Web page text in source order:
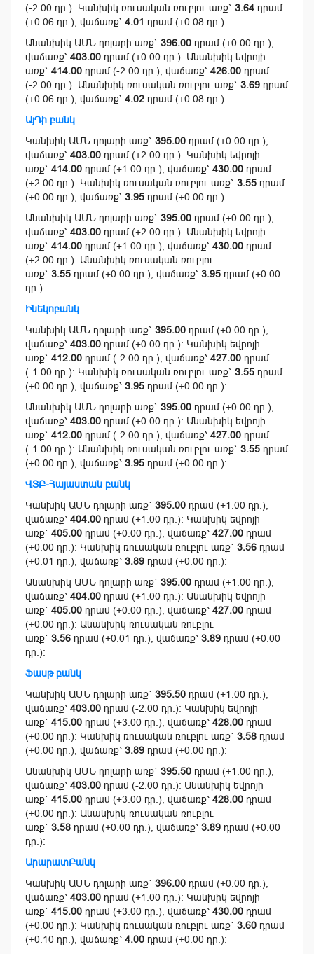
(-2.00 դր.): Կանխիկ ռուսական ռուբլու առք` 3.64 դրամ
(+0.06 դր.), վաճառք՝ 4.01 դրամ (+0.08 դր.):
Անանխիկ ԱՄՆ դոլարի առք` 396.00 դրամ (+0.00 դր.),
վաճառք՝ 403.00 դրամ (+0.00 դր.): Անանխիկ եվրոյի
առք` 414.00 դրամ (-2.00 դր.), վաճառք՝ 426.00 դրամ
(-2.00 դր.): Անանխիկ ռուսական ռուբլու առք` 3.69 դրամ
(+0.06 դր.), վաճառք՝ 4.02 դրամ (+0.08 դր.):
ԱյԴի բանկ
Կանխիկ ԱՄՆ դոլարի առք` 395.00 դրամ (+0.00 դր.),
վաճառք՝ 403.00 դրամ (+2.00 դր.): Կանխիկ եվրոյի
առք` 414.00 դրամ (+1.00 դր.), վաճառք՝ 430.00 դրամ
(+2.00 դր.): Կանխիկ ռուսական ռուբլու առք` 3.55 դրամ
(+0.00 դր.), վաճառք՝ 3.95 դրամ (+0.00 դր.):
Անանխիկ ԱՄՆ դոլարի առք` 395.00 դրամ (+0.00 դր.),
վաճառք՝ 403.00 դրամ (+2.00 դր.): Անանխիկ եվրոյի
առք` 414.00 դրամ (+1.00 դր.), վաճառք՝ 430.00 դրամ
(+2.00 դր.): Անանխիկ ռուսական ռուբլու
առք` 3.55 դրամ (+0.00 դր.), վաճառք՝ 3.95 դրամ (+0.00
դր.):
Ինեկոբանկ
Կանխիկ ԱՄՆ դոլարի առք` 395.00 դրամ (+0.00 դր.),
վաճառք՝ 403.00 դրամ (+0.00 դր.): Կանխիկ եվրոյի
առք` 412.00 դրամ (-2.00 դր.), վաճառք՝ 427.00 դրամ
(-1.00 դր.): Կանխիկ ռուսական ռուբլու առք` 3.55 դրամ
(+0.00 դր.), վաճառք՝ 3.95 դրամ (+0.00 դր.):
Անանխիկ ԱՄՆ դոլարի առք` 395.00 դրամ (+0.00 դր.),
վաճառք՝ 403.00 դրամ (+0.00 դր.): Անանխիկ եվրոյի
առք` 412.00 դրամ (-2.00 դր.), վաճառք՝ 427.00 դրամ
(-1.00 դր.): Անանխիկ ռուսական ռուբլու առք` 3.55 դրամ
(+0.00 դր.), վաճառք՝ 3.95 դրամ (+0.00 դր.):
ՎՏԲ-Հայաստան բանկ
Կանխիկ ԱՄՆ դոլարի առք` 395.00 դրամ (+1.00 դր.),
վաճառք՝ 404.00 դրամ (+1.00 դր.): Կանխիկ եվրոյի
առք` 405.00 դրամ (+0.00 դր.), վաճառք՝ 427.00 դրամ
(+0.00 դր.): Կանխիկ ռուսական ռուբլու առք` 3.56 դրամ
(+0.01 դր.), վաճառք՝ 3.89 դրամ (+0.00 դր.):
Անանխիկ ԱՄՆ դոլարի առք` 395.00 դրամ (+1.00 դր.),
վաճառք՝ 404.00 դրամ (+1.00 դր.): Անանխիկ եվրոյի
առք` 405.00 դրամ (+0.00 դր.), վաճառք՝ 427.00 դրամ
(+0.00 դր.): Անանխիկ ռուսական ռուբլու
առք` 3.56 դրամ (+0.01 դր.), վաճառք՝ 3.89 դրամ (+0.00
դր.):
Ֆասթ բանկ
Կանխիկ ԱՄՆ դոլարի առք` 395.50 դրամ (+1.00 դր.),
վաճառք՝ 403.00 դրամ (-2.00 դր.): Կանխիկ եվրոյի
առք` 415.00 դրամ (+3.00 դր.), վաճառք՝ 428.00 դրամ
(+0.00 դր.): Կանխիկ ռուսական ռուբլու առք` 3.58 դրամ
(+0.00 դր.), վաճառք՝ 3.89 դրամ (+0.00 դր.):
Անանխիկ ԱՄՆ դոլարի առք` 395.50 դրամ (+1.00 դր.),
վաճառք՝ 403.00 դրամ (-2.00 դր.): Անանխիկ եվրոյի
առք` 415.00 դրամ (+3.00 դր.), վաճառք՝ 428.00 դրամ
(+0.00 դր.): Անանխիկ ռուսական ռուբլու
առք` 3.58 դրամ (+0.00 դր.), վաճառք՝ 3.89 դրամ (+0.00
դր.):
ԱրարատԲանկ
Կանխիկ ԱՄՆ դոլարի առք` 396.00 դրամ (+0.00 դր.),
վաճառք՝ 403.00 դրամ (+1.00 դր.): Կանխիկ եվրոյի
առք` 415.00 դրամ (+3.00 դր.), վաճառք՝ 430.00 դրամ
(+0.00 դր.): Կանխիկ ռուսական ռուբլու առք` 3.60 դրամ
(+0.10 դր.), վաճառք՝ 4.00 դրամ (+0.00 դր.):